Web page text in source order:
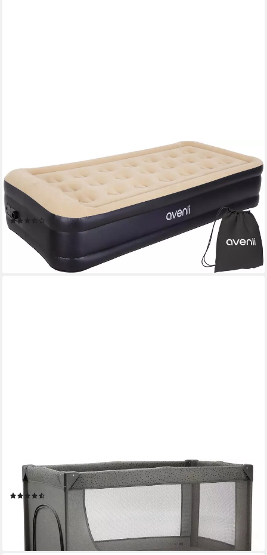
Luftbett Luftmatratze selbstaufblasend 1 Person 196x97x47cm
Twin-Size, (Gästebett Matratze mit integrierter Elektropumpe, 2-
tlg., Reisebett elektrisch mit weicher beflockter Oberfläche),
aufblasbar mit Pumpe und Tragetasche
54,99 € 79,95 €
lieferbar - in 2-3 Werktagen bei dir
KINDERKRAFT
Baby-Reisebett JOY 2
50,06 €
lieferbar in 6 Wochen